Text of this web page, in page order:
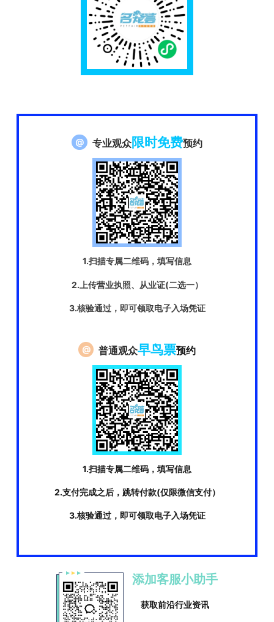
@ 专业观众限时免费预约
1.扫描专属二维码，填写信息
2.上传营业执照、从业证(二选一）
3.核验通过，即可领取电子入场凭证
@ 普通观众早鸟票预约
1.扫描专属二维码，填写信息
2.支付完成之后，跳转付款(仅限微信支付）
3.核验通过，即可领取电子入场凭证
添加客服小助手
获取前沿行业资讯